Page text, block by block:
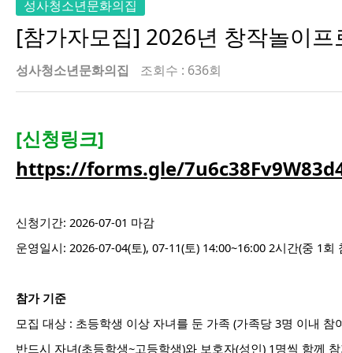
성사청소년문화의집
[참가자모집] 2026년 창작놀이
성사청소년문화의집 조회수 : 636회
[신청링크]
https://forms.gle/
신청기간: 2026-07-01 마감
운영일시: 2026-07-04(토), 07-11(토) 14:00~16:00 2시간(중 1회
참가 기준
모집 대상 : 초등학생 이상 자녀를 둔 가족 (가족당 3명 이내 참
반드시 자녀(초등학생~고등학생)와 보호자(성인) 1명씩 함께